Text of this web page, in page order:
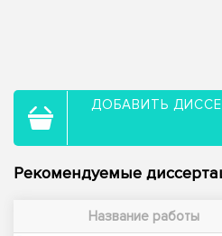
ДОБАВИТЬ
Рекомендуемые
Название работы